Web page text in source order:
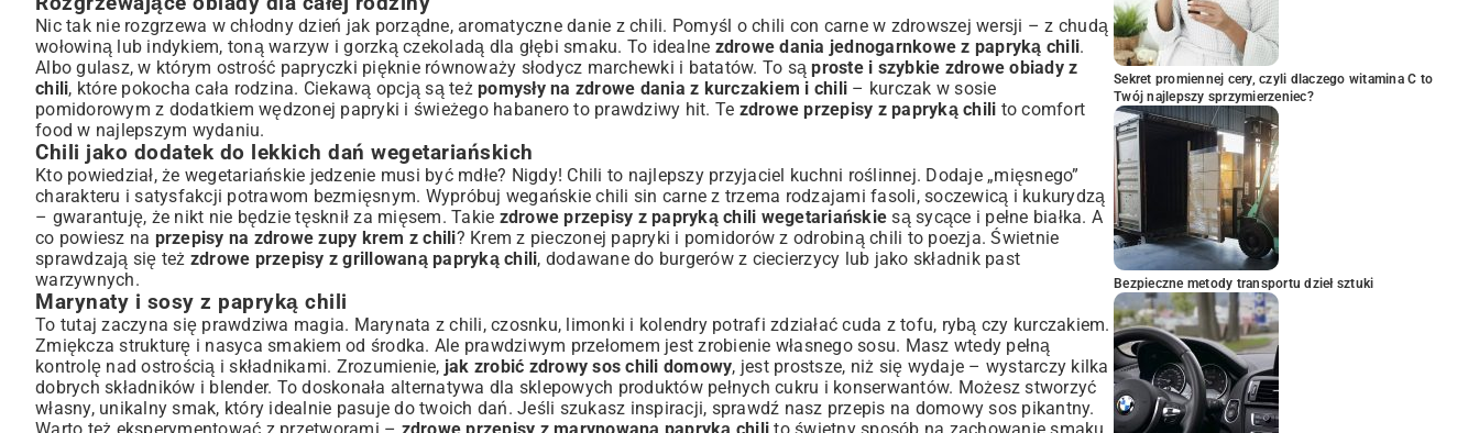
Nic tak nie rozgrzewa w chłodny dzień jak porządne, aromatyczne danie z chili. Pomyśl o chili con carne w zdrowszej wersji – z chudą
wołowiną lub indykiem, toną warzyw i gorzką czekoladą dla głębi smaku. To idealne zdrowe dania jednogarnkowe z papryką chili.
Albo gulasz, w którym ostrość papryczki pięknie równoważy słodycz marchewki i batatów. To sąproste i szybkie zdrowe obiady z
chili, które pokocha cała rodzina. Ciekawą opcją są też pomysły na zdrowe dania z kurczakiem i chili – kurczak w sosie
pomidorowym z dodatkiem wędzonej papryki i świeżego habanero to prawdziwy hit. Te zdrowe przepisy z papryką chili to comfort
food w najlepszym wydaniu.
Chili jako dodatek do lekkich dań wegetariańskich
Kto powiedział, że wegetariańskie jedzenie musi być mdłe? Nigdy! Chili to najlepszy przyjaciel kuchni roślinnej. Dodaje „mięsnego”
charakteru i satysfakcji potrawom bezmięsnym. Wypróbuj wegańskie chili sin carne z trzema rodzajami fasoli, soczewicą i kukurydzą
– gwarantuję, że nikt nie będzie tęsknił za mięsem. Takie zdrowe przepisy z papryką chili wegetariańskie są sycące i pełne białka. A
co powiesz na przepisy na zdrowe zupy krem z chili? Krem z pieczonej papryki i pomidorów z odrobiną chili to poezja. Świetnie
sprawdzają się też zdrowe przepisy z grillowaną papryką chili, dodawane do burgerów z ciecierzycy lub jako składnik past
warzywnych.
Marynaty i sosy z papryką chili
To tutaj zaczyna się prawdziwa magia. Marynata z chili, czosnku, limonki i kolendry potrafi zdziałać cuda z tofu, rybą czy kurczakiem.
Zmiękcza strukturę i nasyca smakiem od środka. Ale prawdziwym przełomem jest zrobienie własnego sosu. Masz wtedy pełną
kontrolę nad ostrością i składnikami. Zrozumienie, jak zrobić zdrowy sos chili domowy, jest prostsze, niż się wydaje – wystarczy kilka
dobrych składników i blender. To doskonała alternatywa dla sklepowych produktów pełnych cukru i konserwantów. Możesz stworzyć
własny, unikalny smak, który idealnie pasuje do twoich dań. Jeśli szukasz inspiracji, sprawdź nasz przepis na domowy sos pikantny.
Sekret promiennej cery, czyli dlaczego witamina C to
Twój najlepszy sprzymierzeniec?
Bezpieczne metody transportu dzieł sztuki